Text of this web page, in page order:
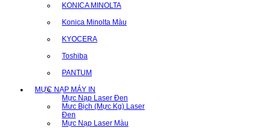
KONICA MINOLTA
Konica Minolta Màu
KYOCERA
Toshiba
PANTUM
MỰC NẠP MÁY IN
Mực Nạp Laser Đen
Mưc Bịch (Mực Kg) Laser
Đen
Mực Nạp Laser Màu